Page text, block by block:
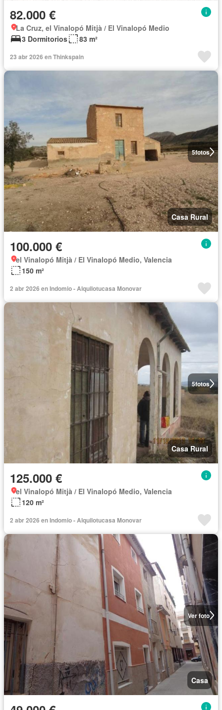
82.000 €
La Cruz, el Vinalopó Mitjà / El Vinalopó Medio
3 Dormitorios
83 m²
23 abr 2026 en Thinkspain
5fotos
Casa Rural
100.000 €
el Vinalopó Mitjà / El Vinalopó Medio, Valencia
150 m²
2 abr 2026 en Indomio - Alquilotucasa Monovar
5fotos
Casa Rural
125.000 €
el Vinalopó Mitjà / El Vinalopó Medio, Valencia
120 m²
2 abr 2026 en Indomio - Alquilotucasa Monovar
Ver foto
Casa